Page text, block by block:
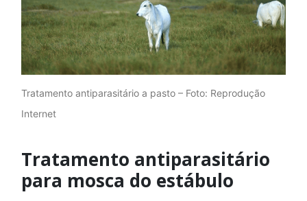
Tratamento antiparasitário a pasto – Foto: Reprodução
Internet
Tratamento antiparasitário
para mosca do estábulo